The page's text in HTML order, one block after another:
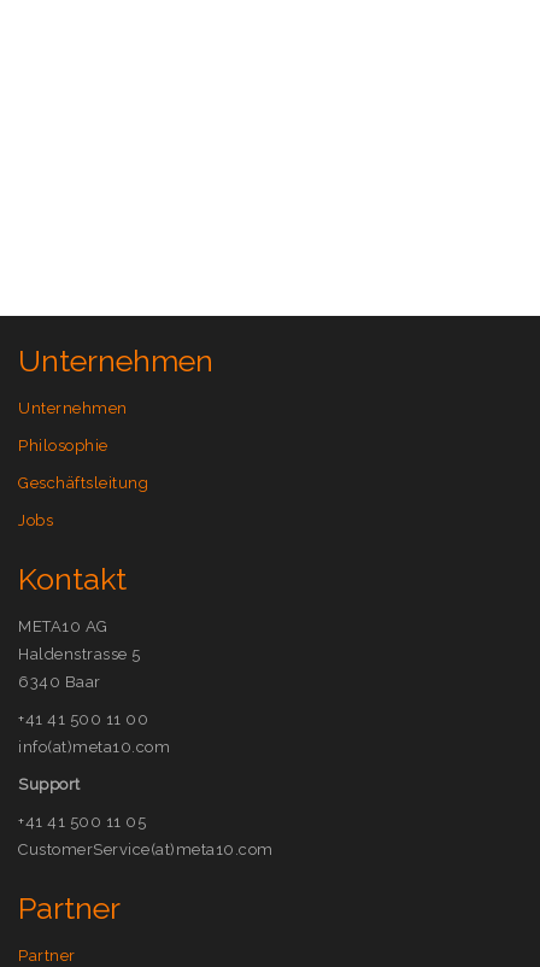
Unternehmen
Unternehmen
Philosophie
Geschäftsleitung
Jobs
Kontakt
META10 AG
Haldenstrasse 5
6340 Baar
+41 41 500 11 00
info(at)meta10.com
Support
+41 41 500 11 05
CustomerService(at)meta10.com
Partner
Partner